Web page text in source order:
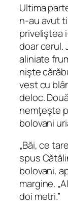
Ultima
n‑au avut
priveliştea
doar cerul.
aliniate
nişte
vest cu
deloc.
nemţeşte
bolovani
„Băi, ce
spus
bolovani,
margine.
doi metri.”